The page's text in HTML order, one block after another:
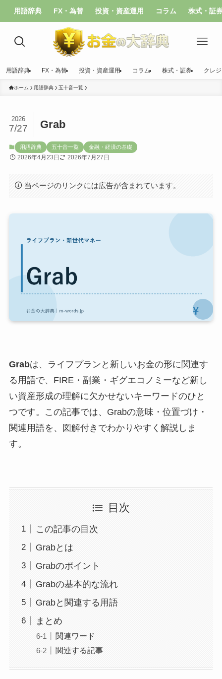
用語辞典 FX・為替 投資・資産運用 コラム 株式・証
用語辞典 FX・為替 投資・資産運用 コラム 株式・証券 クレ
ホーム 用語辞典 五十音一覧
Grab
2026
7/27
用語辞典 五十音一覧 金融・経済の基礎
2026年4月23日 2026年7月27日
当ページのリンクには広告が含まれています。
Grabは、ライフプランと新しいお金の形に関連す
る用語で、FIRE・副業・ギグエコノミーなど新し
い資産形成の理解に欠かせないキーワードのひと
つです。この記事では、Grabの意味・位置づけ・
関連用語を、図解付きでわかりやすく解説しま
す。
目次
この記事の目次
Grabとは
Grabのポイント
Grabの基本的な流れ
Grabと関連する用語
まとめ
関連ワード
関連する記事